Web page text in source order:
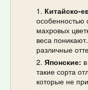
Китайско-
особенностью
махровых
веса
различные
Японские:
такие сорта
которые не